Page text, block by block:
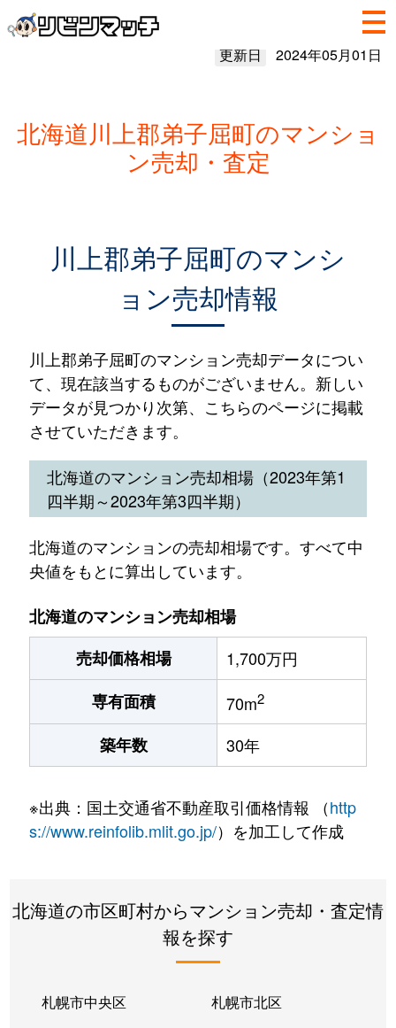
更新日 2024年05月01日
北海道川上郡弟子屈町のマンショ
ン売却・査定
川上郡弟子屈町のマンシ
ョン売却情報
川上郡弟子屈町のマンション売却データについ
て、現在該当するものがございません。新しい
データが見つかり次第、こちらのページに掲載
させていただきます。
北海道のマンション売却相場（2023年第1
四半期～2023年第3四半期）
北海道のマンションの売却相場です。すべて中
央値をもとに算出しています。
北海道のマンション売却相場
売却価格相場
1,700万円
専有面積
70m2
築年数 30年
※出典：国土交通省不動産取引価格情報 （http
s://www.reinfolib.mlit.go.jp/）を加工して作成
北海道の市区町村からマンション売却・査定情
報を探す
札幌市中央区 札幌市北区